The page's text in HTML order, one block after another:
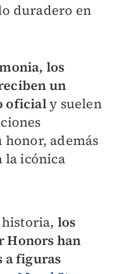
duradero en
los
un
oficialy suelen
honor, además
la icónica
los
Honors han
a figuras